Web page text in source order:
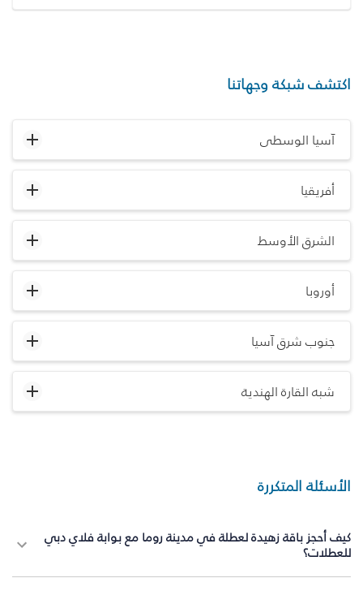
اكتشف شبكة وجهاتنا
آسيا الوسطى
أفريقيا
الشرق الأوسط
أوروبا
جنوب شرق آسيا
شبه القارة الهندية
الأسئلة المتكررة
كيف أحجز باقة زهيدة لعطلة في مدينة روما مع بوابة فلاي دبي
للعطلات؟